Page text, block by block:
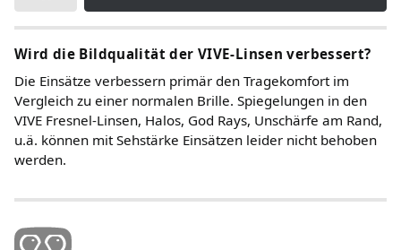
Wird die Bildqualität der VIVE-Linsen verbessert?
Die Einsätze verbessern primär den Tragekomfort im
Vergleich zu einer normalen Brille. Spiegelungen in den
VIVE Fresnel-Linsen, Halos, God Rays, Unschärfe am Rand,
u.ä. können mit Sehstärke Einsätzen leider nicht behoben
werden.